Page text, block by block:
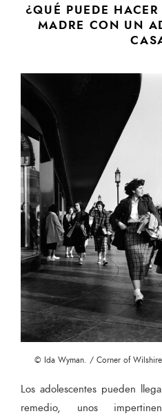
¿QUÉ PUEDE
MADRE CON UN
© Ida Wyman. / Corner of
Los adolescentes pueden
remedio, unos